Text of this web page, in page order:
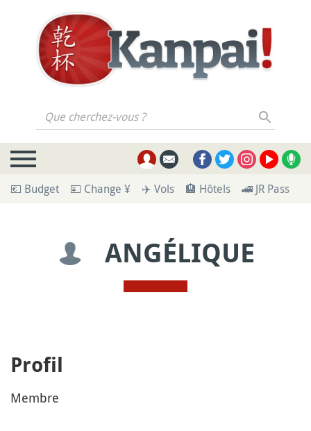
Que cherchez-vous ?
💶 Budget 💴 Change ¥ ✈️ Vols 🏨 Hôtels 🚄 JR Pass
ANGÉLIQUE
Profil
Membre